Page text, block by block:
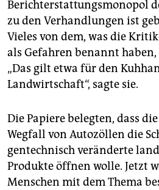
Berichterstattungsmonopol
zu den Verhandlungen ist
Vieles von dem, was die
als Gefahren benannt
„Das gilt etwa für den
Landwirtschaft“, sagte sie.
Die Papiere belegten, dass
Wegfall von Autozöllen die
gentechnisch veränderte
Produkte öffnen wolle. Jetzt
Menschen mit dem Thema